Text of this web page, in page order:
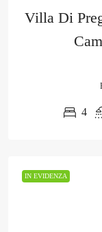
Villa Di
4
IN EVIDENZA